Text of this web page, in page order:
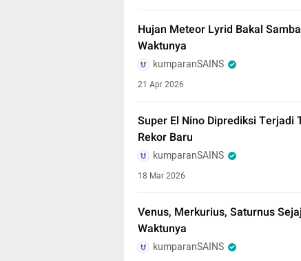
Hujan Meteor Lyrid Bakal
Waktunya
kumparanSAINS
21 Apr 2026
Super El Nino Diprediksi Terjadi
Rekor Baru
kumparanSAINS
18 Mar 2026
Venus, Merkurius, Saturnus
Waktunya
kumparanSAINS